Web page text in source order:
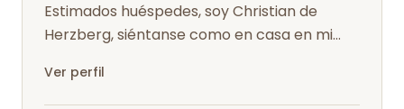
Estimados huéspedes, soy Christian de
Herzberg, siéntanse como en casa en mi
Ver perfil